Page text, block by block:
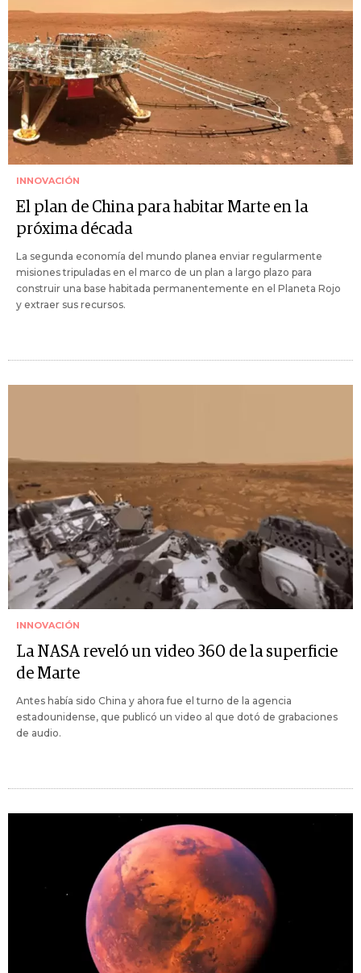
INNOVACIÓN
El plan de China para habitar Marte en la
próxima década
La segunda economía del mundo planea enviar regularmente
misiones tripuladas en el marco de un plan a largo plazo para
construir una base habitada permanentemente en el Planeta Rojo
y extraer sus recursos.
INNOVACIÓN
La NASA reveló un video 360 de la superficie
de Marte
Antes había sido China y ahora fue el turno de la agencia
estadounidense, que publicó un video al que dotó de grabaciones
de audio.